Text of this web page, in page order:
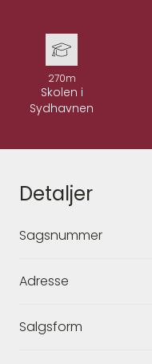
270m
Skolen i
Sydhavnen
Detaljer
Sagsnummer
Adresse
Salgsform